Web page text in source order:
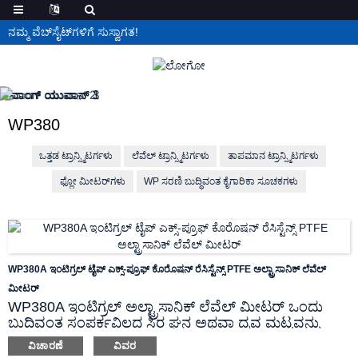
ನಮ್ಮ ವೆಬ್‌ಸೈಟ್‌ಗಳಿಗೆ ಸುಸ್ವಾಗತ!
WP380
ಒತ್ತಡ ಟ್ರಾನ್ಸ್ಮಿಟರ್ಗಳು ಲೆವೆಲ್ ಟ್ರಾನ್ಸ್ಮಿಟರ್ಗಳು ತಾಪಮಾನ ಟ್ರಾನ್ಸ್ಮಿಟರ್ಗಳು
ಫ್ಲೋ ಮೀಟರ್‌ಗಳು WP ಸರಣಿ ಬುದ್ಧಿವಂತ ಕೈಗಾರಿಕಾ ಸೂಚಕಗಳು
WP380A ಇಂಟಿಗ್ರಲ್ ಟೈಪ್ ಎಕ್ಸ್-ಪ್ರೂಫ್ ಕೊರೊಷನ್ ರೆಸಿಸ್ಟೆನ್ಸ್ PTFE ಅಲ್ಟ್ರಾಸಾನಿಕ್ ಲೆವೆಲ್
ಮೀಟರ್
WP380A ಇಂಟಿಗ್ರಲ್ ಅಲ್ಟ್ರಾಸಾನಿಕ್ ಲೆವೆಲ್ ಮೀಟರ್ ಒಂದು
ಬುದ್ಧಿವಂತ ಸಂಪರ್ಕವಿಲ್ಲದ ಸ್ಥಿರ ಘನ ಅಥವಾ ದ್ರವ ಮಟ್ಟವನ್ನು
ಅಳೆಯುವ ಸಾಧನವಾಗಿದೆ. ಇದು ಸವೆತ, ಲೇಪನ ಅಥವಾ ತ್ಯಾಜ್ಯ
ದ್ರವಗಳನ್ನು ಸವಾಲು ಮಾಡಲು ಮತ್ತು ದೂರ ಮಾಪನಕ್ಕೆ
ವಿಚಾರಣೆ ವಿವರ